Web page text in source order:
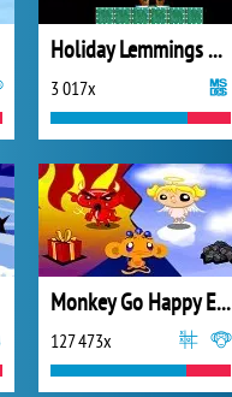
Holiday Lemmings 1993
3 017x
Monkey Go Happy Elves
127 473x